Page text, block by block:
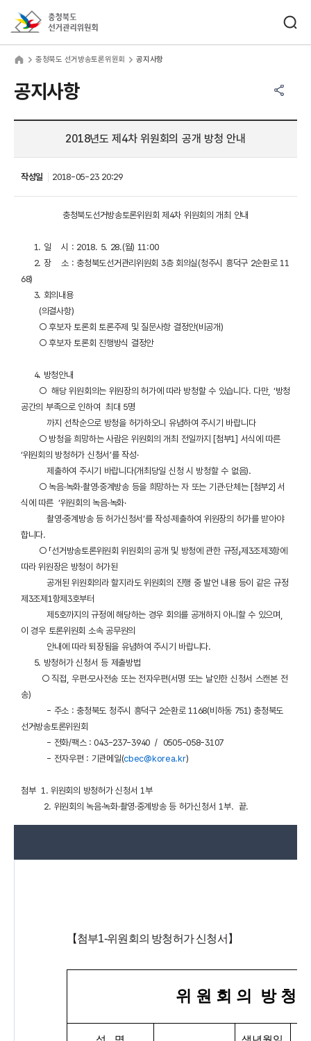
충청북도 선거방송토론위원회 공지사항
공지사항
2018년도 제4차 위원회의 공개 방청 안내
작성일 2018-05-23 20:29
충청북도선거방송토론위원회 제4차 위원회의 개최 안내
1. 일 시 : 2018. 5. 28.(월) 11:00
2. 장 소 : 충청북도선거관리위원회 3층 회의실(청주시 흥덕구 2순환로 11
68)
3. 회의내용
(의결사항)
○ 후보자 토론회 토론주제 및 질문사항 결정안(비공개)
○ 후보자 토론회 진행방식 결정안
4. 방청안내
○ 해당 위원회의는 위원장의 허가에 따라 방청할 수 있습니다. 다만, ‘방청
공간의 부족으로 인하여 최대 5명
까지 선착순으로 방청을 허가하오니 유념하여 주시기 바랍니다
○ 방청을 희망하는 사람은 위원회의 개최 전일까지 [첨부1] 서식에 따른
‘위원회의 방청허가 신청서’를 작성·
제출하여 주시기 바랍니다(개최당일 신청 시 방청할 수 없음).
○ 녹음·녹화·촬영·중계방송 등을 희망하는 자 또는 기관·단체는 [첨부2] 서
식에 따른 ‘위원회의 녹음·녹화·
촬영·중계방송 등 허가신청서’를 작성·제출하여 위원장의 허가를 받아야
합니다.
○ 「선거방송토론위원회 위원회의 공개 및 방청에 관한 규정」제3조제3항에
따라 위원장은 방청이 허가된
공개된 위원회의라 할지라도 위원회의 진행 중 발언 내용 등이 같은 규정
제3조제1항제3호부터
제5호까지의 규정에 해당하는 경우 회의를 공개하지 아니할 수 있으며,
이 경우 토론위원회 소속 공무원의
안내에 따라 퇴장됨을 유념하여 주시기 바랍니다.
5. 방청허가 신청서 등 제출방법
○ 직접, 우편·모사전송 또는 전자우편(서명 또는 날인한 신청서 스캔본 전
송)
- 주소 : 충청북도 청주시 흥덕구 2순환로 1168(비하동 751) 충청북도
선거방송토론위원회
- 전화/팩스 : 043-237-3940 / 0505-058-3107
- 전자우편 : 기관메일(cbec@korea.kr)
첨부 1. 위원회의 방청허가 신청서 1부
2. 위원회의 녹음·녹화·촬영·중계방송 등 허가신청서 1부. 끝.